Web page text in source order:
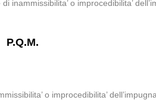
o improcedibilita’
P.Q.M.
o improcedibilita’